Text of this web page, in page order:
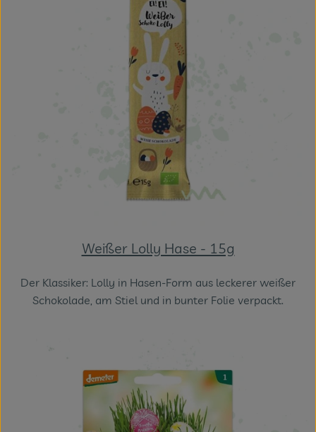
Weißer Lolly Hase - 15g
Der Klassiker: Lolly in Hasen-Form aus leckerer weißer
Schokolade, am Stiel und in bunter Folie verpackt.